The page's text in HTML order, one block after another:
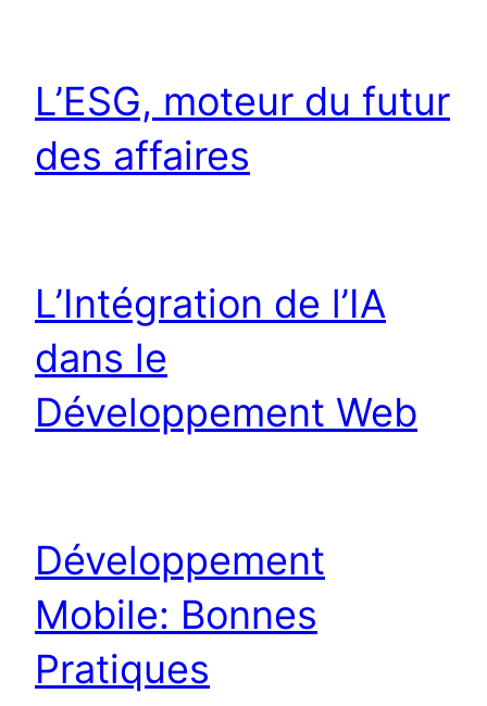
L’ESG, moteur du futur
des affaires
L’Intégration de l’IA
dans le
Développement Web
Développement
Mobile: Bonnes
Pratiques